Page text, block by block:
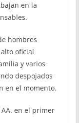
en la
hombres
oficial
y varios
despojados
en el momento.
AA. en el primer